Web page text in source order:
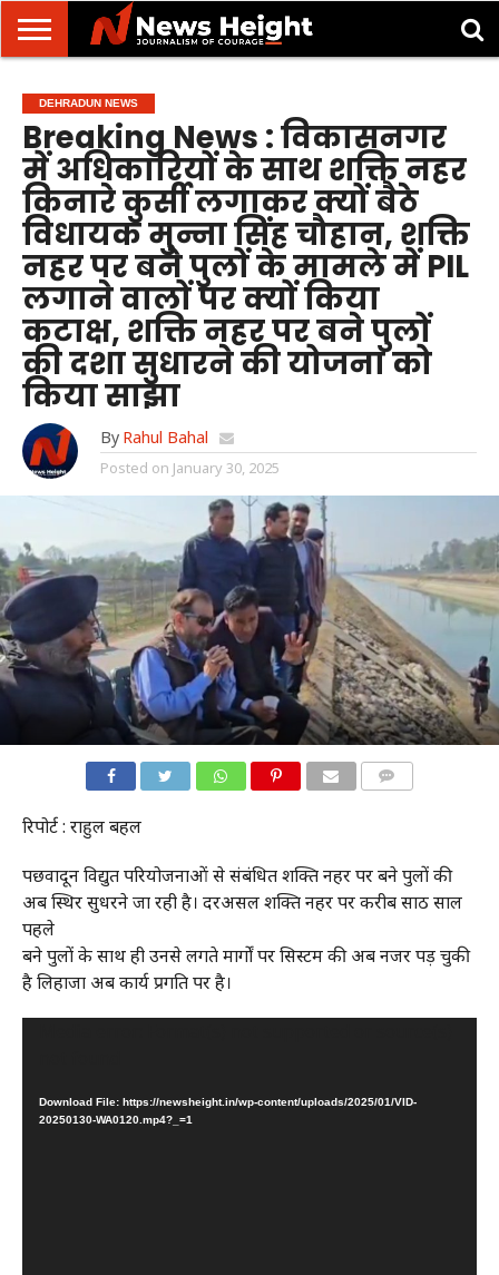
मसूरी
उत्तराखंड
उत्तरप्रदेश
राष्ट्रीय
अंतरराष्ट्रीय
क्राइम/
दुर्घटना
खेल/
मनोरंजन
ज्योतिष
शिक्षा
स्वास्थ्य
DEHRADUN NEWS
Breaking News : विकासनगर
में अधिकारियों के साथ शक्ति नहर
किनारे कुर्सी लगाकर क्यों बैठे
विधायक मुन्ना सिंह चौहान, शक्ति
नहर पर बने पुलों के मामले में PIL
लगाने वालों पर क्यों किया
कटाक्ष, शक्ति नहर पर बने पुलों
की दशा सुधारने की योजना को
किया साझा
By Rahul Bahal
Posted on January 30, 2025
रिपोर्ट : राहुल बहल
पछवादून विद्युत परियोजनाओं से संबंधित शक्ति नहर पर बने पुलों की
अब स्थिर सुधरने जा रही है। दरअसल शक्ति नहर पर करीब साठ साल
पहले
बने पुलों के साथ ही उनसे लगते मार्गों पर सिस्टम की अब नजर पड़ चुकी
है लिहाजा अब कार्य प्रगति पर है।
Video
Download File: https://newsheight.in/wp-content/uploads/2025/01/VID-
20250130-WA0120.mp4?_=1